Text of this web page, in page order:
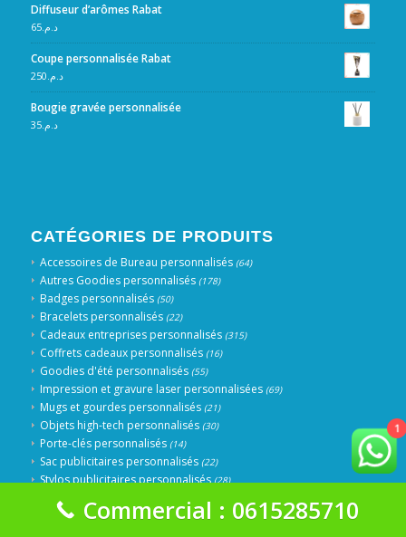
Diffuseur d’arômes Rabat
د.م.65
Coupe personnalisée Rabat
د.م. 250
Bougie gravée personnalisée
د.م.35
CATÉGORIES DE PRODUITS
Accessoires de Bureau personnalisés (64)
Autres Goodies personnalisés (178)
Badges personnalisés (50)
Bracelets personnalisés (22)
Cadeaux entreprises personnalisés (315)
Coffrets cadeaux personnalisés (16)
Goodies d'été personnalisés (55)
Impression et gravure laser personnalisées (69)
Mugs et gourdes personnalisés (21)
Objets high-tech personnalisés (30)
Porte-clés personnalisés (14)
Sac publicitaires personnalisés (22)
Stylos publicitaires personnalisés (28)
Textiles personnalisés et vêtements publicitaires
Trophées et Médailles personnalisés (51)
1
Commercial : 0615285710